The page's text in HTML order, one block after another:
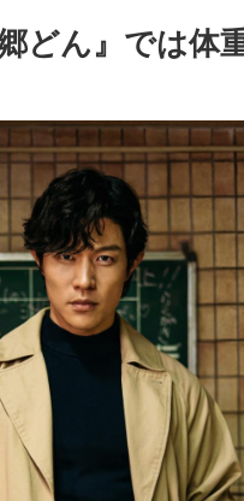
どん』では体